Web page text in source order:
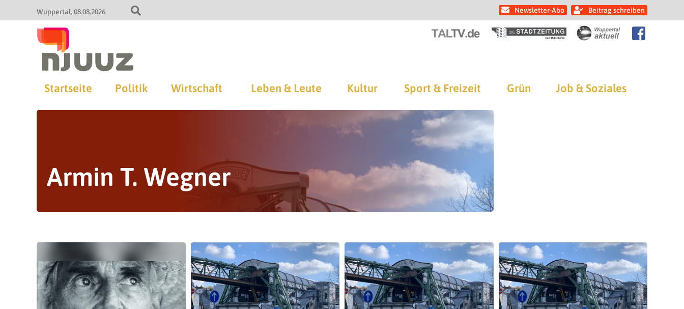
Wuppertal 08.08.2026 Newsletter-Abo Beitrag schreiben
Startseite Politik Wirtschaft Leben & Leute Kultur Sport & Freizeit Grün Job & Soziales
Armin T. Wegner